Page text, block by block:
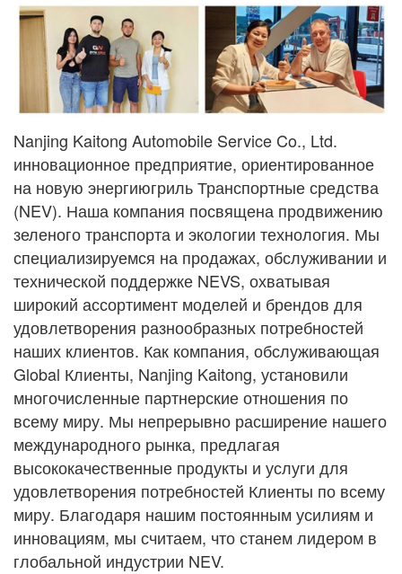
Nanjing Kaitong Automobile Service Co., Ltd.
инновационное предприятие, ориентированное
на новую энергиюгрильТранспортные средства
(NEV). Наша компания посвящена продвижению
зеленого транспорта и экологии технология. Мы
специализируемся на продажах, обслуживании и
технической поддержке NEVS, охватывая
широкий ассортимент моделей и брендов для
удовлетворения разнообразных потребностей
наших клиентов. Как компания, обслуживающая
Global Клиенты, Nanjing Kaitong, установили
многочисленные партнерские отношения по
всему миру. Мы непрерывно расширение нашего
международного рынка, предлагая
высококачественные продукты и услуги для
удовлетворения потребностей Клиенты по всему
миру. Благодаря нашим постоянным усилиям и
инновациям, мы считаем, что станем лидером в
глобальной индустрии NEV.